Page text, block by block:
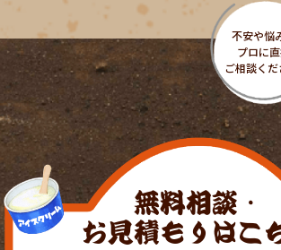
無料相談・
お見積もりはこ